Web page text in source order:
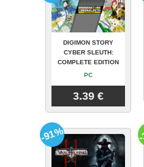
DIGIMON STORY
CYBER SLEUTH:
COMPLETE EDITION
PC
3.39 €
-91%